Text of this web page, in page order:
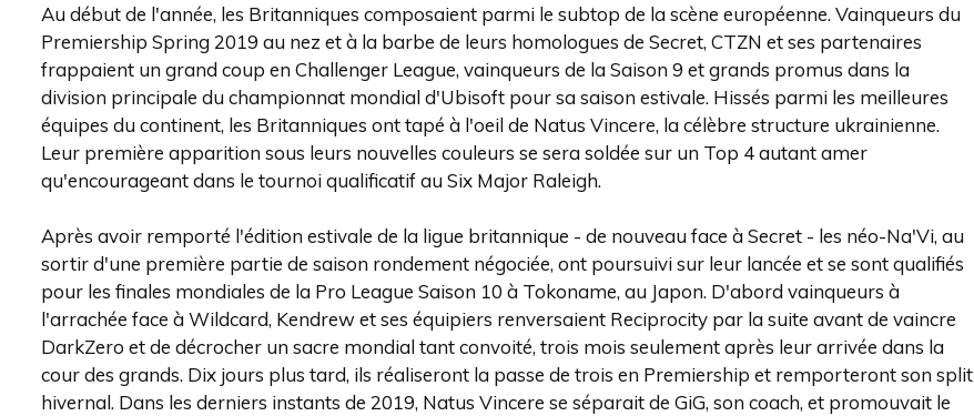
Au début de l'année, les Britanniques composaient parmi le subtop de la scène européenne. Vainqueurs du
Premiership Spring 2019 au nez et à la barbe de leurs homologues de Secret, CTZN et ses partenaires
frappaient un grand coup en Challenger League, vainqueurs de la Saison 9 et grands promus dans la
division principale du championnat mondial d'Ubisoft pour sa saison estivale. Hissés parmi les meilleures
équipes du continent, les Britanniques ont tapé à l'oeil de Natus Vincere, la célèbre structure ukrainienne.
Leur première apparition sous leurs nouvelles couleurs se sera soldée sur un Top 4 autant amer
qu'encourageant dans le tournoi qualificatif au Six Major Raleigh.
Après avoir remporté l'édition estivale de la ligue britannique - de nouveau face à Secret - les néo-Na'Vi, au
sortir d'une première partie de saison rondement négociée, ont poursuivi sur leur lancée et se sont qualifiés
pour les finales mondiales de la Pro League Saison 10 à Tokoname, au Japon. D'abord vainqueurs à
l'arrachée face à Wildcard, Kendrew et ses équipiers renversaient Reciprocity par la suite avant de vaincre
DarkZero et de décrocher un sacre mondial tant convoité, trois mois seulement après leur arrivée dans la
cour des grands. Dix jours plus tard, ils réaliseront la passe de trois en Premiership et remporteront son split
hivernal. Dans les derniers instants de 2019, Natus Vincere se séparait de GiG, son coach, et promouvait le